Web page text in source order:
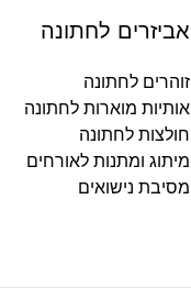
אביזרים לחתונה
זוהרים לחתונה
אותיות מוארות לחתונה
חולצות לחתונה
מיתוג ומתנות לאורחים
מסיבת נישואים